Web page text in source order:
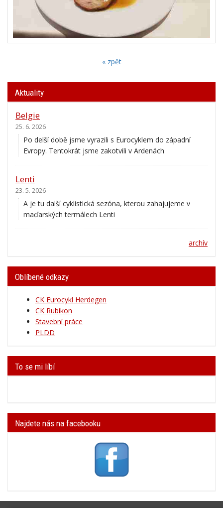
« zpět
Aktuality
Belgie
25. 6. 2026
Po delší době jsme vyrazili s Eurocyklem do západní
Evropy. Tentokrát jsme zakotvili v Ardenách
Lenti
23. 5. 2026
A je tu další cyklistická sezóna, kterou zahajujeme v
maďarských termálech Lenti
archív
Oblíbené odkazy
CK Eurocykl Herdegen
CK Rubikon
Stavební práce
PLDD
To se mi líbí
Najdete nás na facebooku